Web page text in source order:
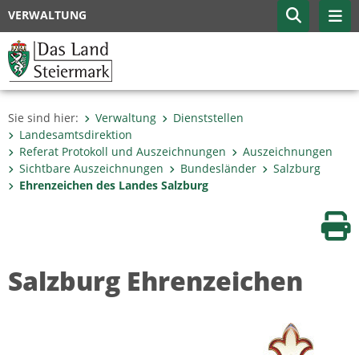
VERWALTUNG
Sie sind hier: Verwaltung
Dienststellen
Landesamtsdirektion
Referat Protokoll und Auszeichnungen
Auszeichnungen
Sichtbare Auszeichnungen
Bundesländer
Salzburg
Ehrenzeichen des Landes Salzburg
Salzburg Ehrenzeichen